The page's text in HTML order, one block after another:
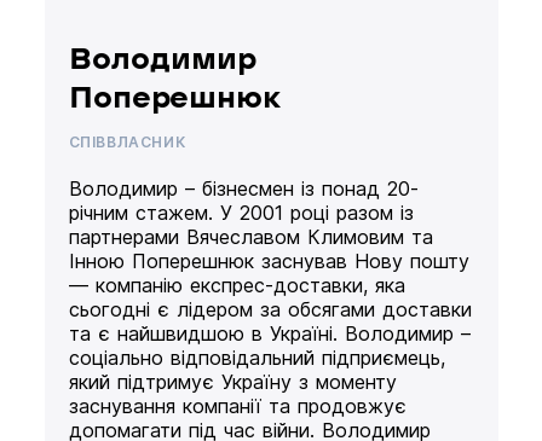
Володимир
Поперешнюк
СПІВВЛАСНИК
Володимир – бізнесмен із понад 20-
річним стажем. У 2001 році разом із
партнерами Вячеславом Климовим та
Інною Поперешнюк заснував Нову пошту
— компанію експрес-доставки, яка
сьогодні є лідером за обсягами доставки
та є найшвидшою в Україні. Володимир –
соціально відповідальний підприємець,
який підтримує Україну з моменту
заснування компанії та продовжує
допомагати під час війни. Володимир